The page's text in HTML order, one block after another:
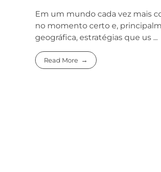
Em um mundo cada vez mais
no momento certo e,
geográfica, estratégias que us ...
Read More